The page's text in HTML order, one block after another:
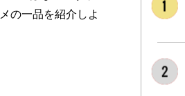
の一品を紹介しよ